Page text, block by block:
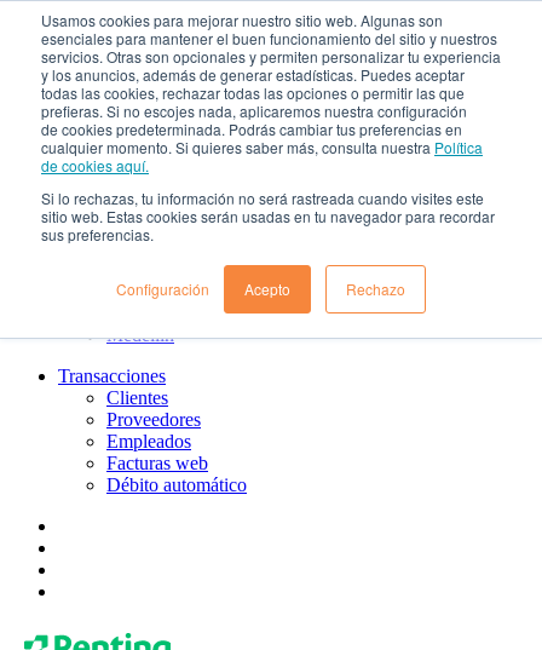
Usamos cookies para mejorar nuestro sitio web. Algunas son
esenciales para mantener el buen funcionamiento del sitio y nuestros
servicios. Otras son opcionales y permiten personalizar tu experiencia
y los anuncios, además de generar estadísticas. Puedes aceptar
todas las cookies, rechazar todas las opciones o permitir las que
prefieras. Si no escojes nada, aplicaremos nuestra configuración
de cookies predeterminada. Podrás cambiar tus preferencias en
cualquier momento. Si quieres saber más, consulta nuestra Política
de cookies aquí.
Si lo rechazas, tu información no será rastreada cuando visites este
sitio web. Estas cookies serán usadas en tu navegador para recordar
sus preferencias.
Configuración Acepto Rechazo
¿Qué es el renting?
Nosotros
Nuestra cultura
Gobierno corporativo
Política de tratamiento de datos
Ayuda
Guías de Usuario clientes
PQRs
Aprende más
¿Dónde estamos?
Bogotá
Medellin
Transacciones
Clientes
Proveedores
Empleados
Facturas web
Débito automático